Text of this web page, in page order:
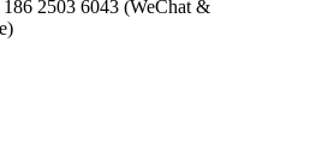
2503 6043 (WeChat &